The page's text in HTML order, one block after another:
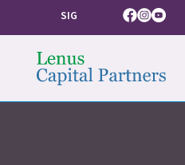
SIG Facebook
Instagram